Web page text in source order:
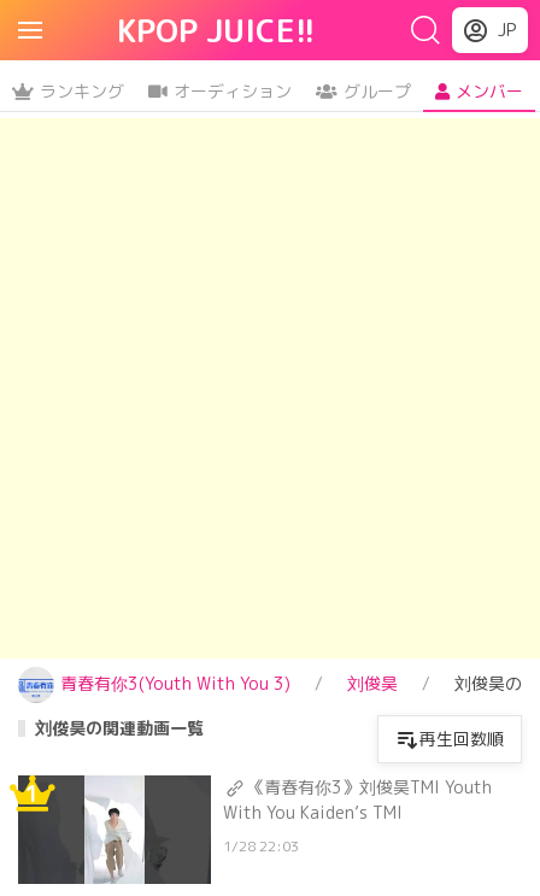
KPOP JUICE!! JP
ランキング オーディション グループ メンバー
青春有你3(Youth With You 3) 刘俊昊
刘俊昊の
刘俊昊の関連動画一覧
再生回数順
1
《青春有你3》刘俊昊TMI Youth
With You Kaiden’s TMI
1/28 22:03